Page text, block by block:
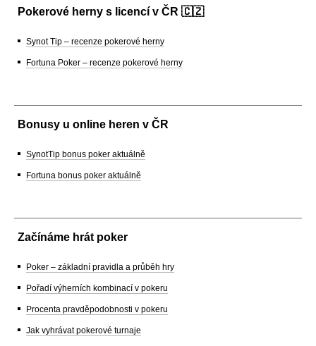
Pokerové herny s licencí v ČR 🇨🇿
Synot Tip – recenze pokerové herny
Fortuna Poker – recenze pokerové herny
Bonusy u online heren v ČR
SynotTip bonus poker aktuálně
Fortuna bonus poker aktuálně
Začínáme hrát poker
Poker – základní pravidla a průběh hry
Pořadí výherních kombinací v pokeru
Procenta pravděpodobnosti v pokeru
Jak vyhrávat pokerové turnaje